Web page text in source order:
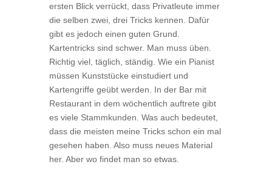
ersten Blick verrückt, dass Privatleute immer
die selben zwei, drei Tricks kennen. Dafür
gibt es jedoch einen guten Grund.
Kartentricks sind schwer. Man muss üben.
Richtig viel, täglich, ständig. Wie ein Pianist
müssen Kunststücke einstudiert und
Kartengriffe geübt werden. In der Bar mit
Restaurant in dem wöchentlich auftrete gibt
es viele Stammkunden. Was auch bedeutet,
dass die meisten meine Tricks schon ein mal
gesehen haben. Also muss neues Material
her. Aber wo findet man so etwas.